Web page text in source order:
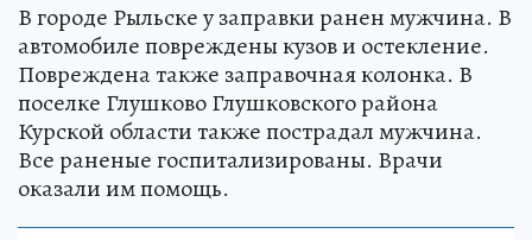
В городе Рыльске у заправки ранен мужчина. В
автомобиле повреждены кузов и остекление.
Повреждена также заправочная колонка. В
поселке Глушково Глушковского района
Курской области также пострадал мужчина.
Все раненые госпитализированы. Врачи
оказали им помощь.